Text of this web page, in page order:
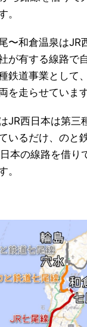
。
〜和倉温泉はJR
が有する線路で
鉄道事業として
を走らせています
JR西日本は第三
いるだけ、のと
本の線路を借り
。